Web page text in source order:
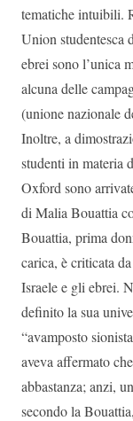
tematiche intuibili.
Union studentesca
ebrei sono l’unica
alcuna delle
(unione nazionale
Inoltre, a
studenti in materia
Oxford sono
di Malia Bouattia
Bouattia, prima
carica, è criticata
Israele e gli ebrei.
definito la sua
“avamposto
aveva affermato
abbastanza; anzi,
secondo la